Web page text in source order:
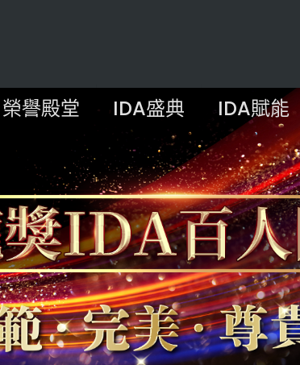
榮譽殿堂 IDA盛典 IDA賦能